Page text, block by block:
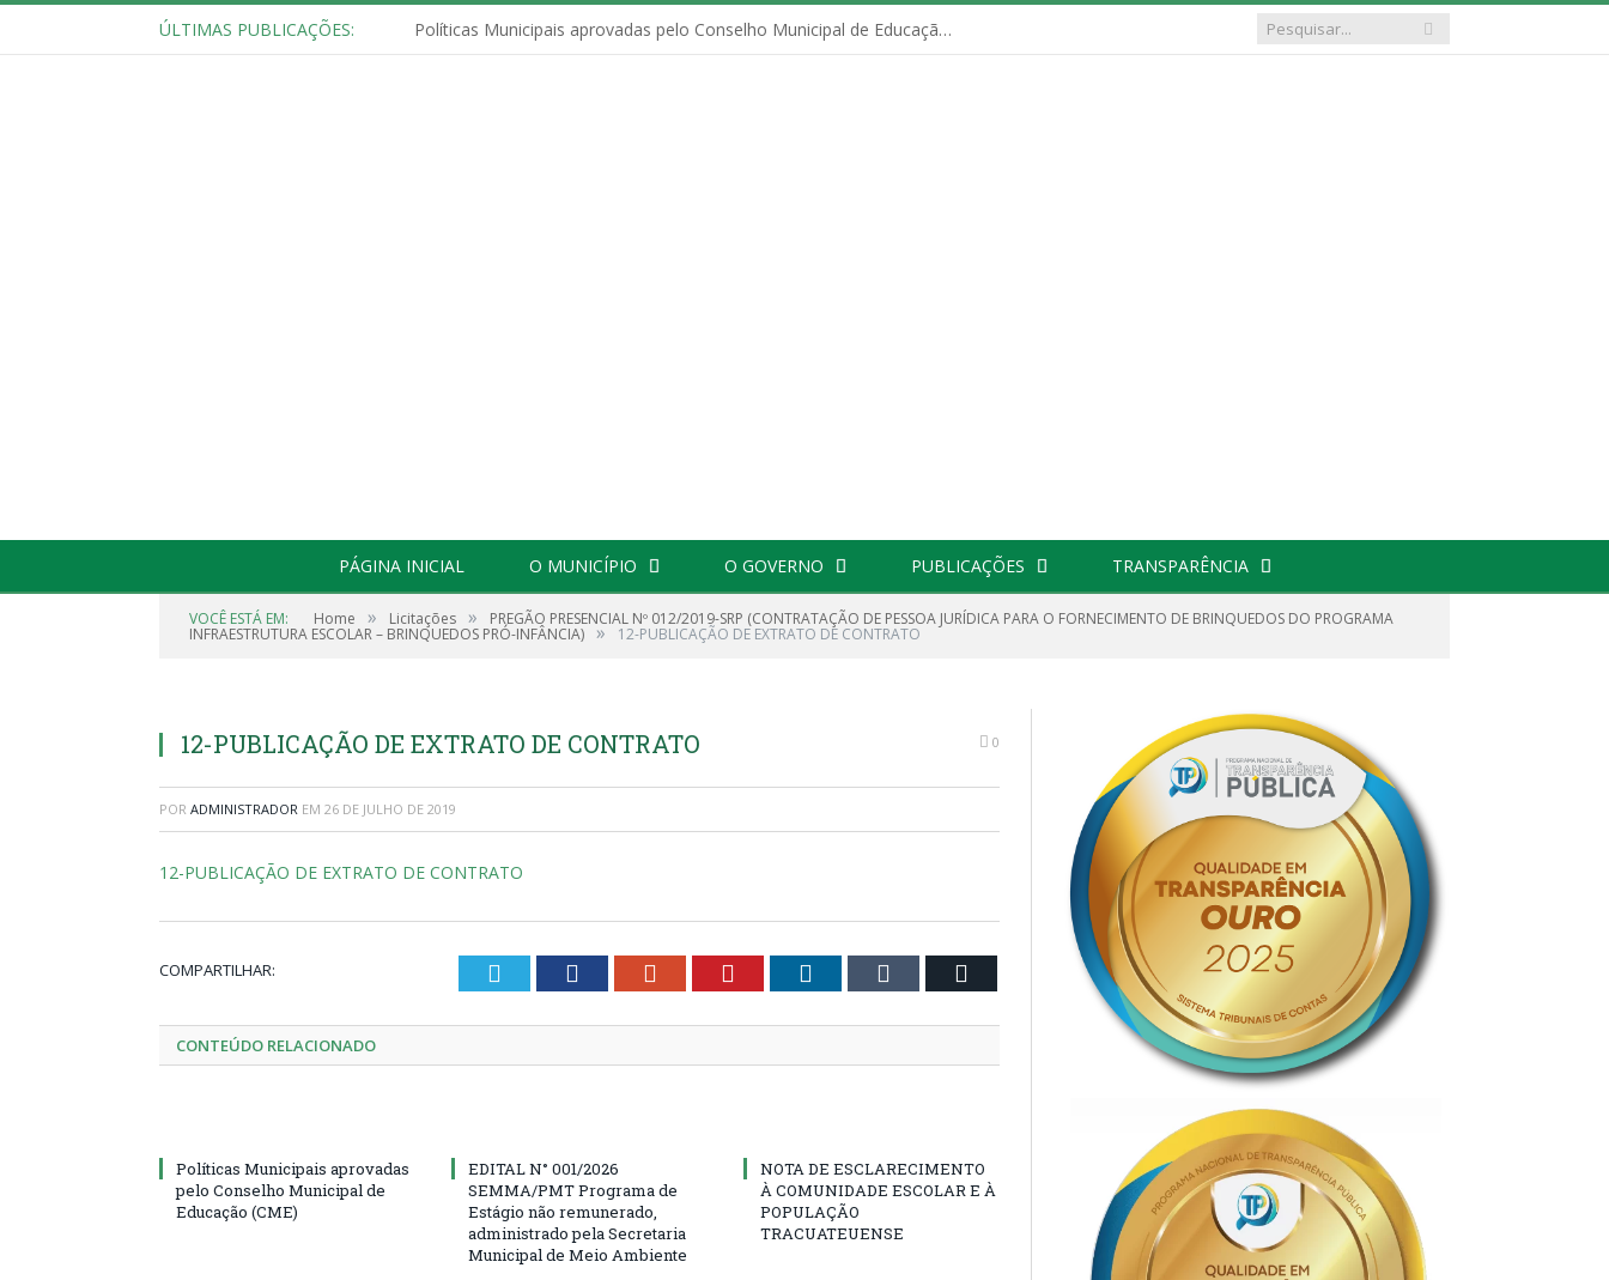
ÚLTIMAS PUBLICAÇÕES: Políticas Municipais aprovadas pelo Conselho Municipal de Educação (CME)
PÁGINA INICIAL O MUNICÍPIO O GOVERNO PUBLICAÇÕES TRANSPARÊNCIA
VOCÊ ESTÁ EM: Home » Licitações » PREGÃO PRESENCIAL Nº 012/2019-SRP (CONTRATAÇÃO DE PESSOA JURÍDICA PARA O FORNECIMENTO DE BRINQUEDOS DO PROGRAMA
INFRAESTRUTURA ESCOLAR – BRINQUEDOS PRÓ-INFÂNCIA) » 12-PUBLICAÇÃO DE EXTRATO DE CONTRATO
12-PUBLICAÇÃO DE EXTRATO DE CONTRATO 0
POR ADMINISTRADOR EM 26 DE JULHO DE 2019
12-PUBLICAÇÃO DE EXTRATO DE CONTRATO
COMPARTILHAR: Twitter Facebook Google+ Pinterest LinkedIn Tumblr
CONTEÚDO RELACIONADO
Políticas Municipais aprovadas
pelo Conselho Municipal de
Educação (CME)
EDITAL N° 001/2026
SEMMA/PMT Programa de
Estágio não remunerado,
administrado pela Secretaria
Municipal de Meio Ambiente
NOTA DE ESCLARECIMENTO
À COMUNIDADE ESCOLAR E À
POPULAÇÃO
TRACUATEUENSE